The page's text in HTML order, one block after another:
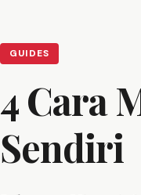
GUIDES
4 Cara
Sendiri